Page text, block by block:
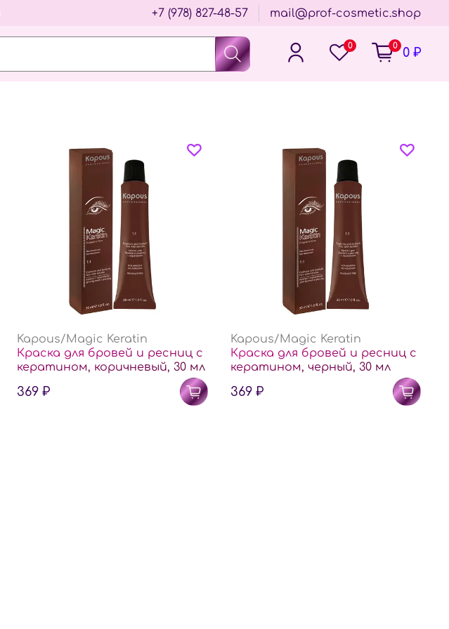
+7 (978) 827-48-57 mail@prof-cosmetic.shop
0 0 0 ₽
Kapous/Magic Keratin
Краска для бровей и ресниц с
кератином, коричневый, 30 мл
369 ₽
Kapous/Magic Keratin
Краска для бровей и ресниц с
кератином, черный, 30 мл
369 ₽